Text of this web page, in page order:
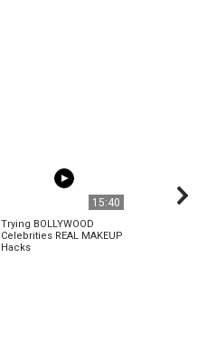
15:40
Trying BOLLYWOOD
Celebrities REAL MAKEUP
Hacks